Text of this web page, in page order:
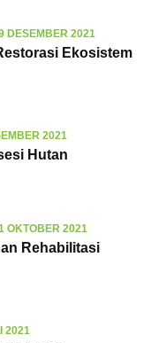
DESEMBER 2021
Ekosistem
2021
Hutan
OKTOBER 2021
Rehabilitasi
2021